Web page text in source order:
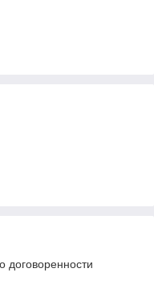
договоренности